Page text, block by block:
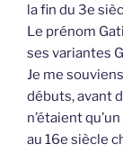
la fin du 3e
Le prénom
ses variantes
Je me
débuts, avant
n’étaient
au 16e siècle